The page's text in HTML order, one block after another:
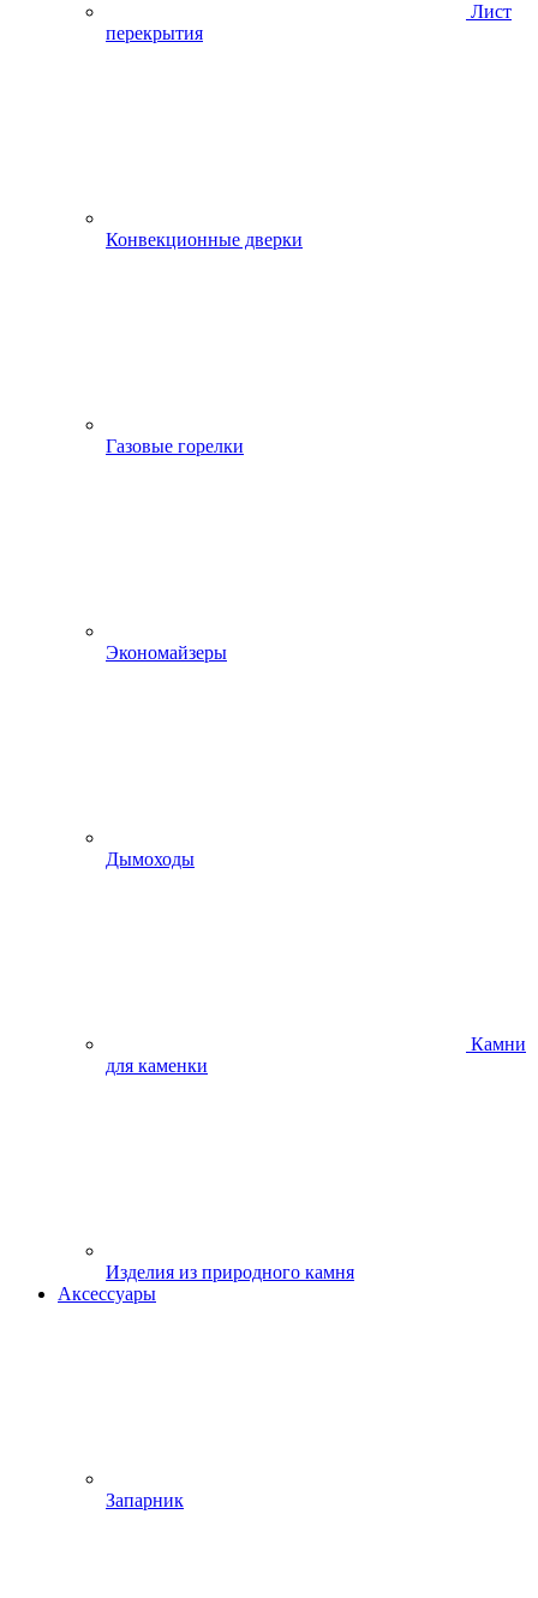
Лист
перекрытия
Конвекционные дверки
Газовые горелки
Экономайзеры
Дымоходы
Камни
для каменки
Изделия из природного камня
Аксессуары
Запарник